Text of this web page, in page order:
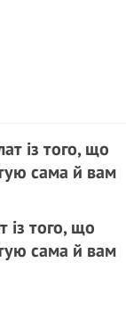
із того, що
сама й вам